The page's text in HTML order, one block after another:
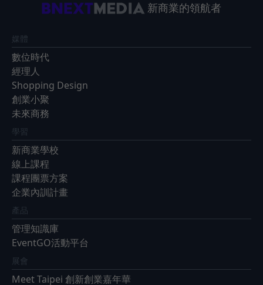
新商業的領航者
媒體
數位時代
經理人
Shopping Design
創業小聚
未來商務
學習
新商業學校
線上課程
課程團票方案
企業內訓計畫
產品
管理知識庫
EventGO活動平台
展會
Meet Taipei 創新創業嘉年華